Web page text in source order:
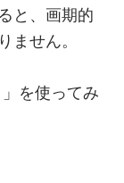
と、画期的
せん。
を使ってみ